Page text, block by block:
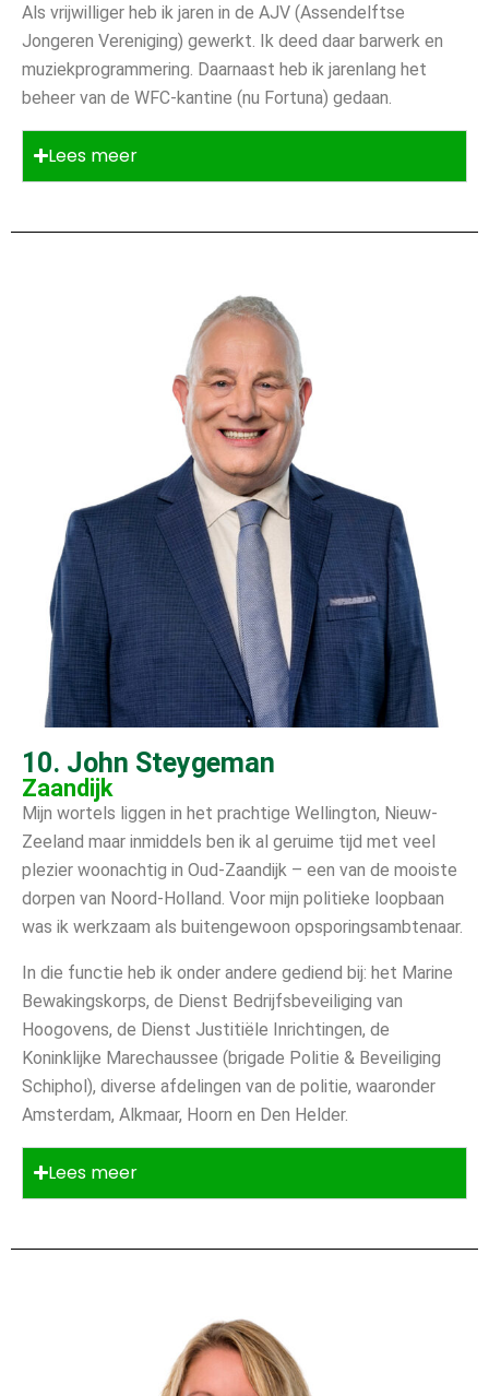
Als vrijwilliger heb ik jaren in de AJV (Assendelftse
Jongeren Vereniging) gewerkt. Ik deed daar barwerk en
muziekprogrammering. Daarnaast heb ik jarenlang het
beheer van de WFC-kantine (nu Fortuna) gedaan.
Lees meer
10. John Steygeman
Zaandijk
Mijn wortels liggen in het prachtige Wellington, Nieuw-
Zeeland maar inmiddels ben ik al geruime tijd met veel
plezier woonachtig in Oud-Zaandijk – een van de mooiste
dorpen van Noord-Holland. Voor mijn politieke loopbaan
was ik werkzaam als buitengewoon opsporingsambtenaar.
In die functie heb ik onder andere gediend bij: het Marine
Bewakingskorps, de Dienst Bedrijfsbeveiliging van
Hoogovens, de Dienst Justitiële Inrichtingen, de
Koninklijke Marechaussee (brigade Politie & Beveiliging
Schiphol), diverse afdelingen van de politie, waaronder
Amsterdam, Alkmaar, Hoorn en Den Helder.
Lees meer